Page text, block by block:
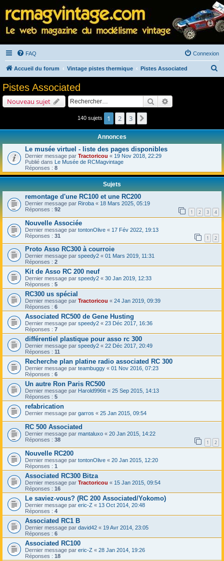
FAQ Connexion
Accueil du forum Vintage pistes thermique Pistes Associated
r
Pistes Associated
Nouveau sujet Rechercher
140 sujets 1 2 3
Annonces
Le musée virtuel - liste des pages disponibles
Dernier message par Tractoricou « 19 Nov 2018, 22:29
Publié dans Le Musée de RCMagvintage
Réponses : 8
Sujets
remontage d'une RC100 et une RC200
Dernier message par Riroba « 18 Mars 2025, 05:19
Réponses : 92 1 2 3 4
Nouvelle Associée
Dernier message par tontonOlive « 17 Fév 2022, 19:13
Réponses : 31 1 2
Proto Asso RC300 à courroie
Dernier message par speedy2 « 01 Mars 2019, 11:31
Réponses : 2
Kit de Asso RC 200 neuf
Dernier message par speedy2 « 30 Jan 2019, 12:33
Réponses : 5
RC300 us spécial
Dernier message par Tractoricou « 24 Jan 2019, 09:39
Réponses : 6
Associated RC500 de Gene Husting
Dernier message par speedy2 « 23 Déc 2017, 16:36
Réponses : 7
différentiel plastique pour asso rc 300
Dernier message par speedy2 « 22 Déc 2017, 20:49
Réponses : 11
Recherche plan platine radio associated RC 300
Dernier message par teambuggy « 01 Nov 2016, 07:23
Réponses : 6
Un autre Ron Paris RC500
Dernier message par Harold996tt « 25 Sep 2015, 14:13
Réponses : 5
refabrication
Dernier message par garros « 25 Jan 2015, 09:54
RC 500 Associated
Dernier message par mantaluxo « 20 Jan 2015, 14:22
Réponses : 38 1 2
Nouvelle RC200
Dernier message par tontonOlive « 20 Jan 2015, 12:20
Réponses : 1
Associated RC300 Bitza
Dernier message par Tractoricou « 15 Jan 2015, 09:54
Réponses : 16
Le saviez-vous? (RC 200 Associated/Yokomo)
Dernier message par eric-Z « 13 Oct 2014, 20:48
Réponses : 4
Associated RC1 B
Dernier message par david42 « 19 Avr 2014, 23:05
Réponses : 6
Associated RC100
Dernier message par eric-Z « 28 Jan 2014, 19:26
Réponses : 18